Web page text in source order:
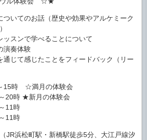
ついてのお話（歴史や効果やアルケミーク
ッスンで学べることについて
演奏体験
通じて感じたことをフィードバック（リー
15時 ☆満月の体験会
20時 ★新月の体験会
11時
11時
JR浜松町駅・新橋駅徒歩5分、大江戸線汐